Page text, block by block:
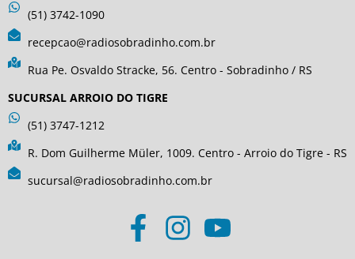
(51) 3742-1090
recepcao@radiosobradinho.com.br
Rua Pe. Osvaldo Stracke, 56. Centro - Sobradinho / RS
SUCURSAL ARROIO DO TIGRE
(51) 3747-1212
R. Dom Guilherme Müler, 1009. Centro - Arroio do Tigre - RS
sucursal@radiosobradinho.com.br